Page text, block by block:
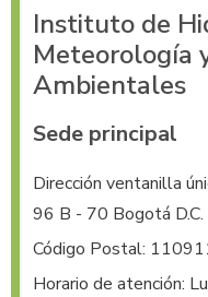
Instituto de
Meteorología
Ambientales
Sede principal
Dirección ventanilla
96 B - 70 Bogotá D.C.
Código Postal:
Horario de atención: